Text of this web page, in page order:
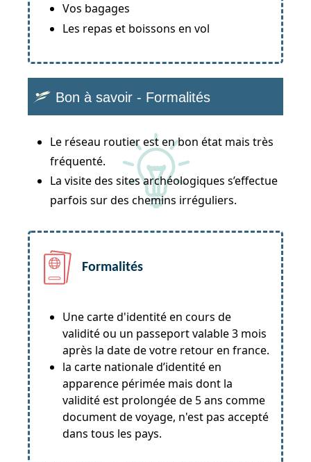
Vos bagages
Les repas et boissons en vol
Bon à savoir - Formalités
Le réseau routier est en bon état mais très
fréquenté.
La visite des sites archéologiques s’effectue
parfois sur des chemins irréguliers.
Formalités
Une carte d'identité en cours de
validité ou un passeport valable 3 mois
après la date de votre retour en france.
la carte nationale d’identité en
apparence périmée mais dont la
validité est prolongée de 5 ans comme
document de voyage, n'est pas accepté
dans tous les pays.